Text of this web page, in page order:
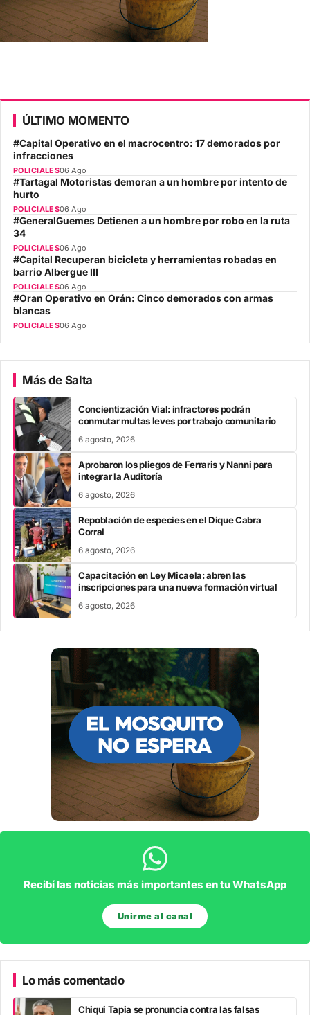
ÚLTIMO MOMENTO
#Capital Operativo en el macrocentro: 17 demorados por
infracciones
POLICIALES06 Ago
#Tartagal Motoristas demoran a un hombre por intento de
hurto
POLICIALES06 Ago
#GeneralGuemes Detienen a un hombre por robo en la ruta
34
POLICIALES06 Ago
#Capital Recuperan bicicleta y herramientas robadas en
barrio Albergue III
POLICIALES06 Ago
#Oran Operativo en Orán: Cinco demorados con armas
blancas
POLICIALES06 Ago
Más de Salta
Concientización Vial: infractores podrán
conmutar multas leves por trabajo comunitario
6 agosto, 2026
Aprobaron los pliegos de Ferraris y Nanni para
integrar la Auditoría
6 agosto, 2026
Repoblación de especies en el Dique Cabra
Corral
6 agosto, 2026
Capacitación en Ley Micaela: abren las
inscripciones para una nueva formación virtual
6 agosto, 2026
Recibí las noticias más importantes en tu WhatsApp
Unirme al canal
Lo más comentado
Chiqui Tapia se pronuncia contra las falsas